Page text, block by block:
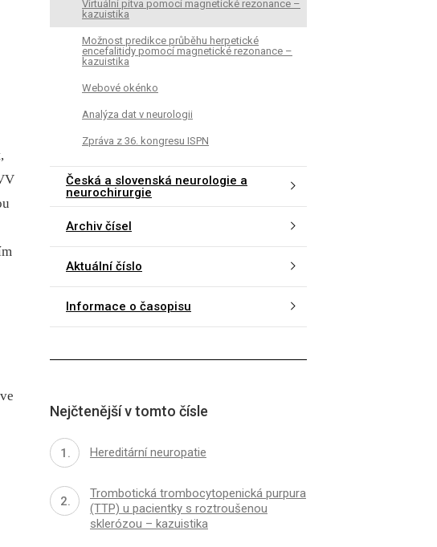
Virtuální pitva pomocí magnetické rezonance –
kazuistika
Možnost predikce průběhu herpetické
encefalitidy pomocí magnetické rezonance –
kazuistika
Webové okénko
Analýza dat v neurologii
Zpráva z 36. kongresu ISPN
Česká a slovenská neurologie a
neurochirurgie
Archiv čísel
Aktuální číslo
Informace o časopisu
Nejčtenější v tomto čísle
Hereditární neuropatie
Trombotická trombocytopenická purpura
(TTP) u pacientky s roztroušenou
sklerózou – kazuistika